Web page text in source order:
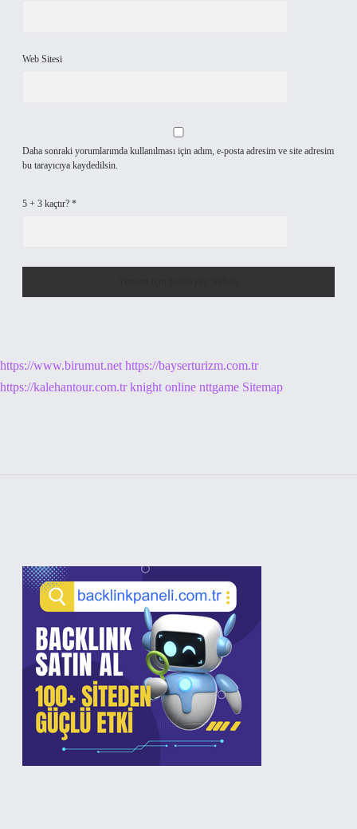
Web Sitesi
Daha sonraki yorumlarımda kullanılması için adım, e-posta adresim ve site adresim
bu tarayıcıya kaydedilsin.
5 + 3 kaçtır? *
https://www.birumut.net https://bayserturizm.com.tr
https://kalehantour.com.tr knight online nttgame Sitemap